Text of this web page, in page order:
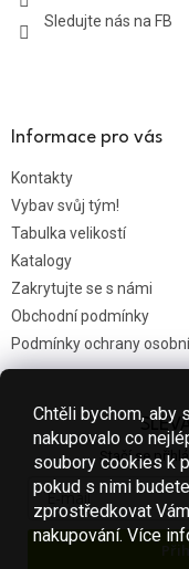
Chtěli bychom, aby
nakupovalo co
soubory cookies k
pokud s nimi
zprostředkovat
nakupování. Více
Sledujte nás na FB
Informace pro vás
Kontakty
Vybav svůj tým!
Tabulka velikostí
Katalogy
Zakrytujte se s námi
Obchodní podmínky
Podmínky ochrany
Nákupní košík
Stačí se